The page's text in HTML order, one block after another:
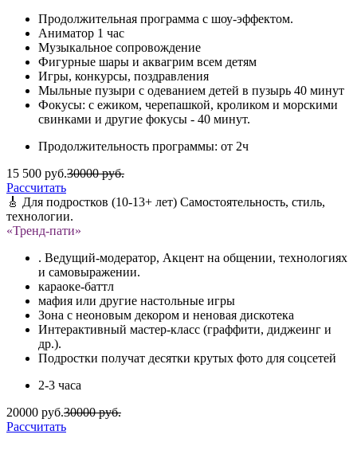
Продолжительная программа с шоу-эффектом.
Аниматор 1 час
Музыкальное сопровождение
Фигурные шары и аквагрим всем детям
Игры, конкурсы, поздравления
Мыльные пузыри с одеванием детей в пузырь 40 минут
Фокусы: с ежиком, черепашкой, кроликом и морскими
свинками и другие фокусы - 40 минут.
Продолжительность программы: от 2ч
15 500 руб.30000 руб.
Рассчитать
🎸 Для подростков (10-13+ лет) Самостоятельность, стиль,
технологии.
«Тренд-пати»
. Ведущий-модератор, Акцент на общении, технологиях
и самовыражении.
караоке-баттл
мафия или другие настольные игры
Зона с неоновым декором и неновая дискотека
Интерактивный мастер-класс (граффити, диджеинг и
др.).
Подростки получат десятки крутых фото для соцсетей
2-3 часа
20000 руб.30000 руб.
Рассчитать